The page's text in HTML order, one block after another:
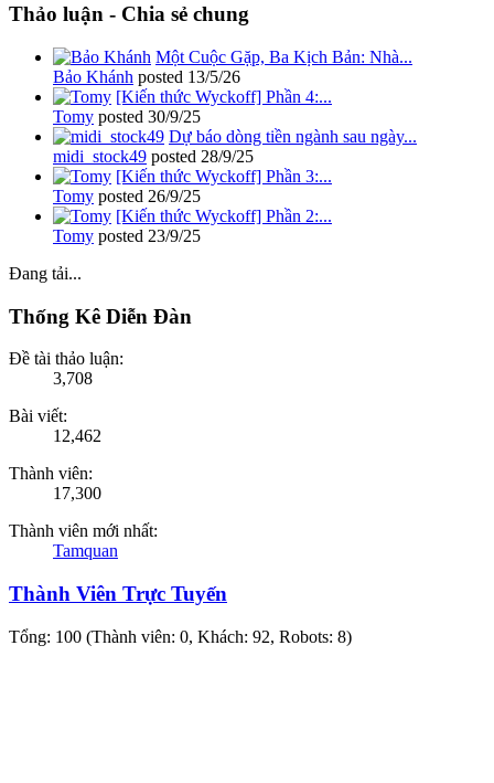
Thảo luận - Chia sẻ chung
Một Cuộc Gặp, Ba Kịch Bản: Nhà...
Bảo Khánh posted 13/5/26
[Kiến thức Wyckoff] Phần 4:...
Tomy posted 30/9/25
Dự báo dòng tiền ngành sau ngày...
midi_stock49 posted 28/9/25
[Kiến thức Wyckoff] Phần 3:...
Tomy posted 26/9/25
[Kiến thức Wyckoff] Phần 2:...
Tomy posted 23/9/25
Đang tải...
Thống Kê Diễn Đàn
Đề tài thảo luận:
3,708
Bài viết:
12,462
Thành viên:
17,300
Thành viên mới nhất:
Tamquan
Thành Viên Trực Tuyến
Tổng: 100 (Thành viên: 0, Khách: 92, Robots: 8)